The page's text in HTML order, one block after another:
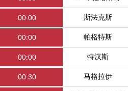
00:00 斯法克斯
00:00 帕格特斯
00:00 特汉斯
00:30 马格拉伊